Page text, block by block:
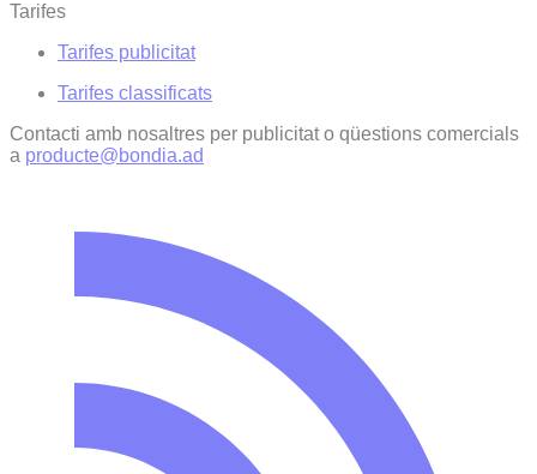
Tarifes
Tarifes publicitat
Tarifes classificats
Contacti amb nosaltres per publicitat o qüestions comercials
a producte@bondia.ad